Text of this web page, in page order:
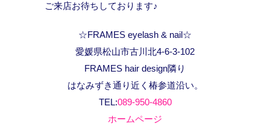
ご来店お待ちしております♪
☆FRAMES eyelash & nail☆
愛媛県松山市古川北4-6-3-102
FRAMES hair design隣り
はなみずき通り近く椿参道沿い。
TEL:089-950-4860
ホームページ